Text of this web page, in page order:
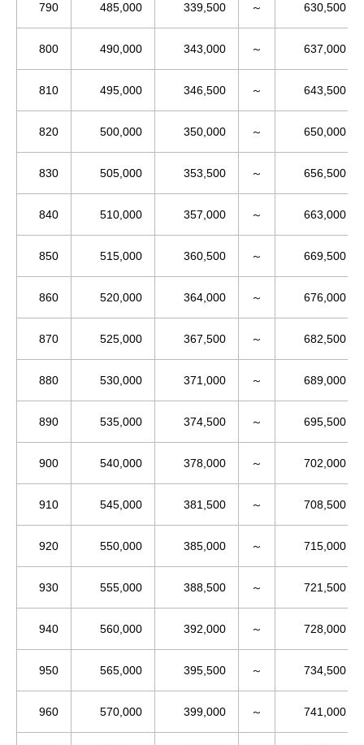
790 485,000 339,500 ～ 630,500
800 490,000 343,000 ～ 637,000
810 495,000 346,500 ～ 643,500
820 500,000 350,000 ～ 650,000
830 505,000 353,500 ～ 656,500
840 510,000 357,000 ～ 663,000
850 515,000 360,500 ～ 669,500
860 520,000 364,000 ～ 676,000
870 525,000 367,500 ～ 682,500
880 530,000 371,000 ～ 689,000
890 535,000 374,500 ～ 695,500
900 540,000 378,000 ～ 702,000
910 545,000 381,500 ～ 708,500
920 550,000 385,000 ～ 715,000
930 555,000 388,500 ～ 721,500
940 560,000 392,000 ～ 728,000
950 565,000 395,500 ～ 734,500
960 570,000 399,000 ～ 741,000